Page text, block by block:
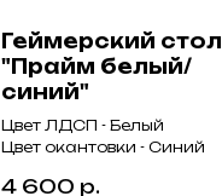
Геймерский стол
"Прайм белый/
синий"
Цвет ЛДСП - Белый
Цвет окантовки - Синий
4 600 р.